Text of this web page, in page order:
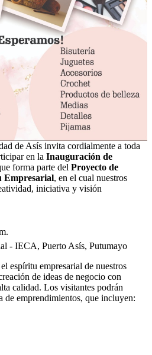
de Asís invita cordialmente a toda
en la Inauguración de
forma parte del Proyecto de
Empresarial, en el cual nuestros
iniciativa y visión
- IECA, Puerto Asís, Putumayo
espíritu empresarial de nuestros
de ideas de negocio con
calidad. Los visitantes podrán
de emprendimientos, que incluyen: